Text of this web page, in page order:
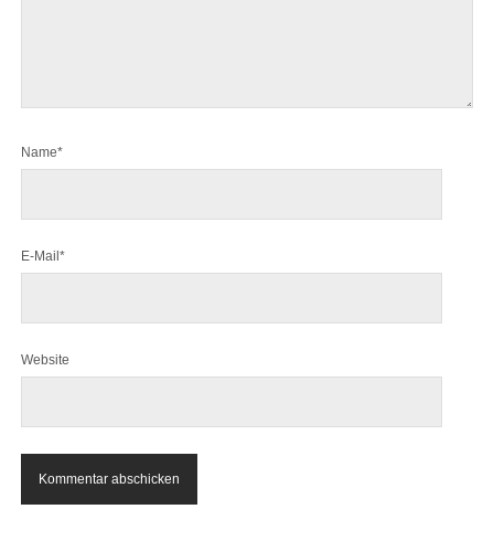
Name*
E-Mail*
Website